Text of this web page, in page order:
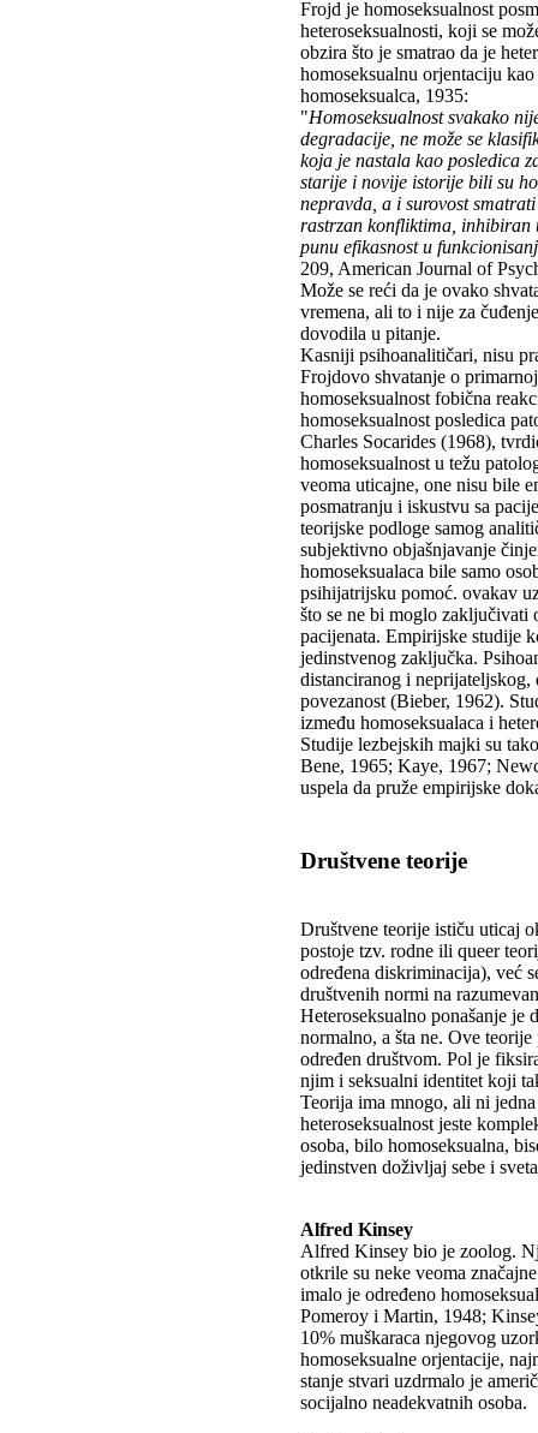
Frojd je homoseksualnost
heteroseksualnosti, koji se
obzira što je smatrao da je
homoseksualnu orjentaciju
homoseksualca, 1935:
"Homoseksualnost svakako
degradacije, ne može se
koja je nastala kao posledica
starije i novije istorije bili su
nepravda, a i surovost
rastrzan konfliktima, inhibiran
punu efikasnost u
209, American Journal of
Može se reći da je ovako
vremena, ali to i nije za
dovodila u pitanje.
Kasniji psihoanalitičari, nisu
Frojdovo shvatanje o
homoseksualnost fobična
homoseksualnost posledica
Charles Socarides (1968),
homoseksualnost u težu
veoma uticajne, one nisu bile
posmatranju i iskustvu sa
teorijske podloge samog
subjektivno objašnjavanje
homoseksualaca bile samo
psihijatrijsku pomoć. ovakav
što se ne bi moglo zaključivati
pacijenata. Empirijske studije
jedinstvenog zaključka.
distanciranog i
povezanost (Bieber, 1962).
između homoseksualaca i
Studije lezbejskih majki su
Bene, 1965; Kaye, 1967;
uspela da pruže empirijske
Društvene teorije
Društvene teorije ističu uticaj
postoje tzv. rodne ili queer
određena diskriminacija), već
društvenih normi na
Heteroseksualno ponašanje je
normalno, a šta ne. Ove
određen društvom. Pol je
njim i seksualni identitet koji
Teorija ima mnogo, ali ni
heteroseksualnost jeste
osoba, bilo homoseksualna,
jedinstven doživljaj sebe i
Alfred Kinsey
Alfred Kinsey bio je zoolog.
otkrile su neke veoma
imalo je određeno
Pomeroy i Martin, 1948;
10% muškaraca njegovog
homoseksualne orjentacije,
stanje stvari uzdrmalo je
socijalno neadekvatnih osoba.